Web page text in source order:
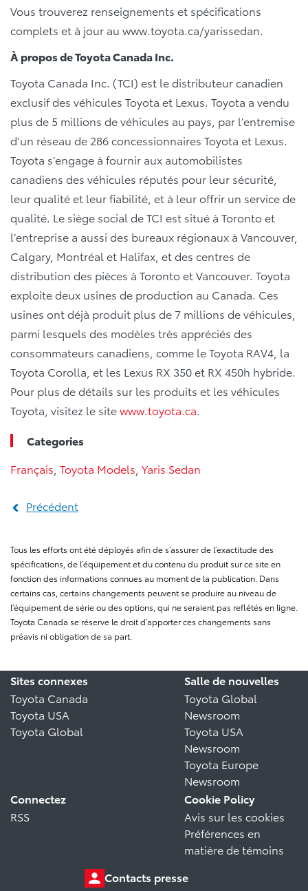
Vous trouverez renseignements et spécifications
complets et à jour au www.toyota.ca/yarissedan.
À propos de Toyota Canada Inc.
Toyota Canada Inc. (TCI) est le distributeur canadien
exclusif des véhicules Toyota et Lexus. Toyota a vendu
plus de 5 millions de véhicules au pays, par l’entremise
d’un réseau de 286 concessionnaires Toyota et Lexus.
Toyota s’engage à fournir aux automobilistes
canadiens des véhicules réputés pour leur sécurité,
leur qualité et leur fiabilité, et à leur offrir un service de
qualité. Le siège social de TCI est situé à Toronto et
l’entreprise a aussi des bureaux régionaux à Vancouver,
Calgary, Montréal et Halifax, et des centres de
distribution des pièces à Toronto et Vancouver. Toyota
exploite deux usines de production au Canada. Ces
usines ont déjà produit plus de 7 millions de véhicules,
parmi lesquels des modèles très appréciés des
consommateurs canadiens, comme le Toyota RAV4, la
Toyota Corolla, et les Lexus RX 350 et RX 450h hybride.
Pour plus de détails sur les produits et les véhicules
Toyota, visitez le sitewww.toyota.ca.
Categories
Français Toyota Models Yaris Sedan
Précédent
Tous les efforts ont été déployés afin de s’assurer de l’exactitude des
spécifications, de l’équipement et du contenu du produit sur ce site en
fonction des informations connues au moment de la publication. Dans
certains cas, certains changements peuvent se produire au niveau de
l’équipement de série ou des options, qui ne seraient pas reflétés en ligne.
Toyota Canada se réserve le droit d’apporter ces changements sans
préavis ni obligation de sa part.
Sites connexes
Toyota Canada
Toyota USA
Toyota Global
Salle de nouvelles
Toyota Global
Newsroom
Toyota USA
Newsroom
Toyota Europe
Newsroom
Connectez
RSS
Cookie Policy
Avis sur les cookies
Préférences en
matière de témoins
Contacts presse